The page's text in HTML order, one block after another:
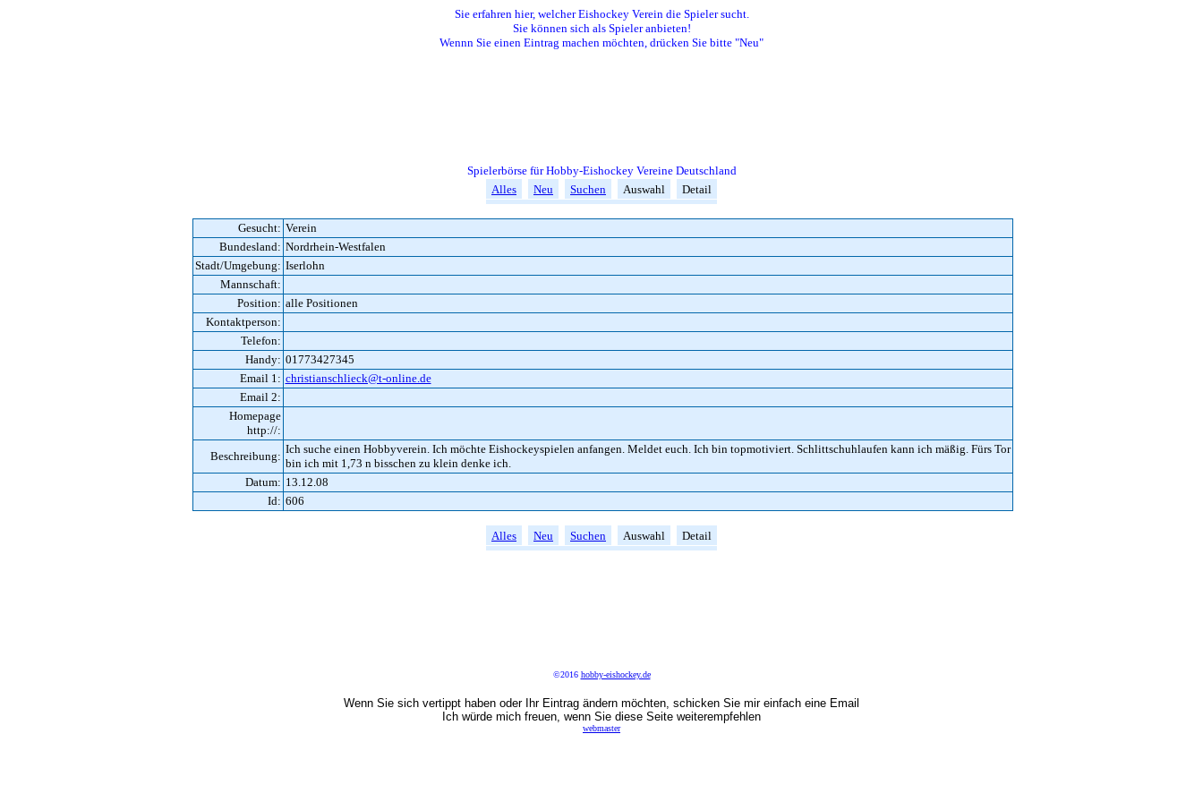
Sie erfahren hier, welcher Eishockey Verein die Spieler sucht.
Sie können sich als Spieler anbieten!
Wennn Sie einen Eintrag machen möchten, drücken Sie bitte "Neu"
Spielerbörse für Hobby-Eishockey Vereine Deutschland
Alles
Neu Suchen Auswahl Detail
Gesucht: Verein
Bundesland: Nordrhein-Westfalen
Stadt/Umgebung: Iserlohn
Mannschaft:
Position: alle Positionen
Kontaktperson:
Telefon:
Handy: 01773427345
Email 1: christianschlieck@t-online.de
Email 2:
Homepage
http://:
Beschreibung:
Ich suche einen Hobbyverein. Ich möchte Eishockeyspielen anfangen. Meldet euch. Ich bin topmotiviert. Schlittschuhlaufen kann ich mäßig. Fürs Tor
bin ich mit 1,73 n bisschen zu klein denke ich.
Datum: 13.12.08
Id: 606
Alles Neu Suchen Auswahl Detail
©2016 hobby-eishockey.de
Wenn Sie sich vertippt haben oder Ihr Eintrag ändern möchten, schicken Sie mir einfach eine Email
Ich würde mich freuen, wenn Sie diese Seite weiterempfehlen
webmaster